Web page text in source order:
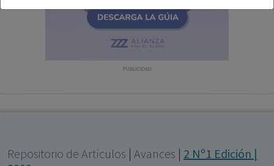
facultados para prescribir o dispensar medicamentos
con ejercicio profesional. La información técnica de los
fármacos se facilita a título meramente informativo,
PUBLICIDAD
Repositorio de Artículos | Avances | 2 Nº1 Edición |